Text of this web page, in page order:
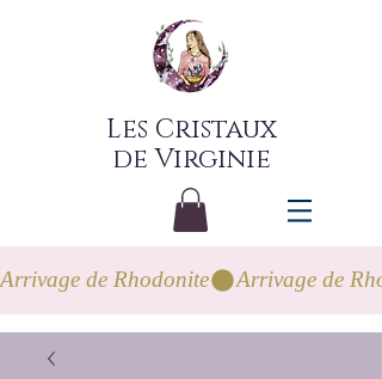
Les Cristaux
de Virginie
Arrivage de Rhodonite